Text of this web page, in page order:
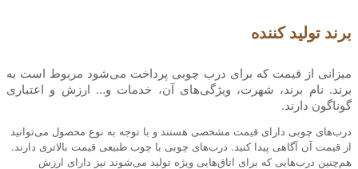
برند تولید کننده
میزانی از قیمت که برای درب چوبی پرداخت می‌شود مربوط است به
برند. نام برند، شهرت، ویژگی‌های آن، خدمات و… ارزش و اعتباری
گوناگون دارند.
درب‌های چوبی دارای قیمت مشخصی هستند و با توجه به نوع محصول می‌توانید
از قیمت آن آگاهی پیدا کنید. درب‌های چوبی با چوب طبیعی قیمت بالاتری دارند.
هم‌چنین درب‌هایی که برای اتاق‌هایی ویژه تولید می‌شوند نیز دارای ارزش